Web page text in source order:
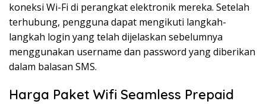
koneksi Wi-Fi di perangkat elektronik mereka. Setelah
terhubung, pengguna dapat mengikuti langkah-
langkah login yang telah dijelaskan sebelumnya
menggunakan username dan password yang diberikan
dalam balasan SMS.
Harga Paket Wifi Seamless Prepaid